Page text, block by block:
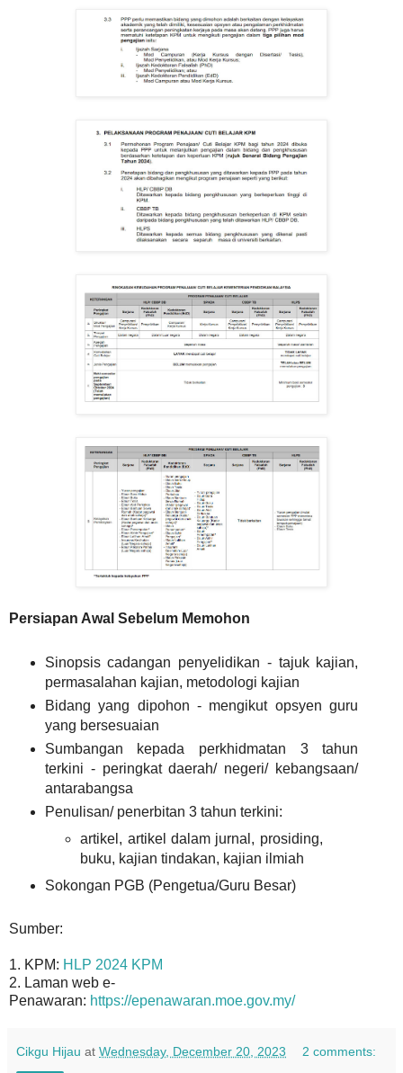
Persiapan Awal Sebelum Memohon
Sinopsis cadangan penyelidikan - tajuk kajian,
permasalahan kajian, metodologi kajian
Bidang yang dipohon - mengikut opsyen guru
yang bersesuaian
Sumbangan kepada perkhidmatan 3 tahun
terkini - peringkat daerah/ negeri/ kebangsaan/
antarabangsa
Penulisan/ penerbitan 3 tahun terkini:
artikel, artikel dalam jurnal, prosiding,
buku, kajian tindakan, kajian ilmiah
Sokongan PGB (Pengetua/Guru Besar)
Sumber:
1. KPM: HLP 2024 KPM
2. Laman web e-
Penawaran: https://epenawaran.moe.gov.my/
Cikgu Hijau at Wednesday, December 20, 2023 2 comments: